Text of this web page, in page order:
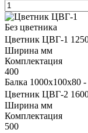
Без цветника
Цветник ЦВГ-1
Ширина мм
Комплектация
400
Балка 1000х100х80
Цветник ЦВГ-2
Ширина мм
Комплектация
500